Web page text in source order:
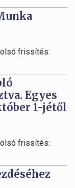
frissítés:
Egyes
1-jétől
frissítés: